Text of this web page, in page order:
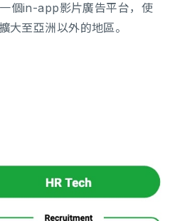
個in-app影片廣告平台，使
至亞洲以外的地區。